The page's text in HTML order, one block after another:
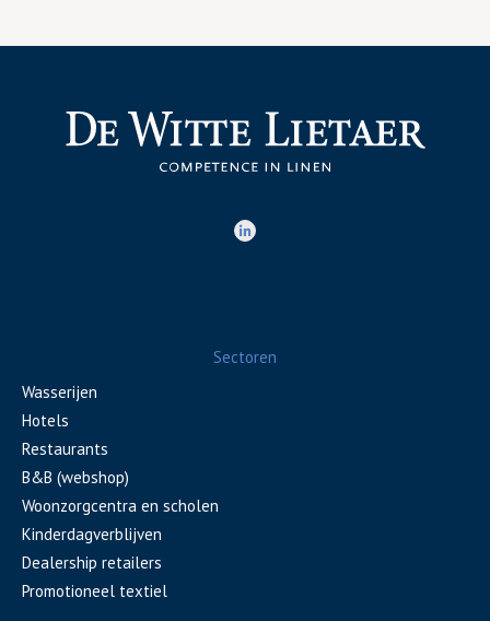
Sectoren
Wasserijen
Hotels
Restaurants
B&B (webshop)
Woonzorgcentra en scholen
Kinderdagverblijven
Dealership retailers
Promotioneel textiel